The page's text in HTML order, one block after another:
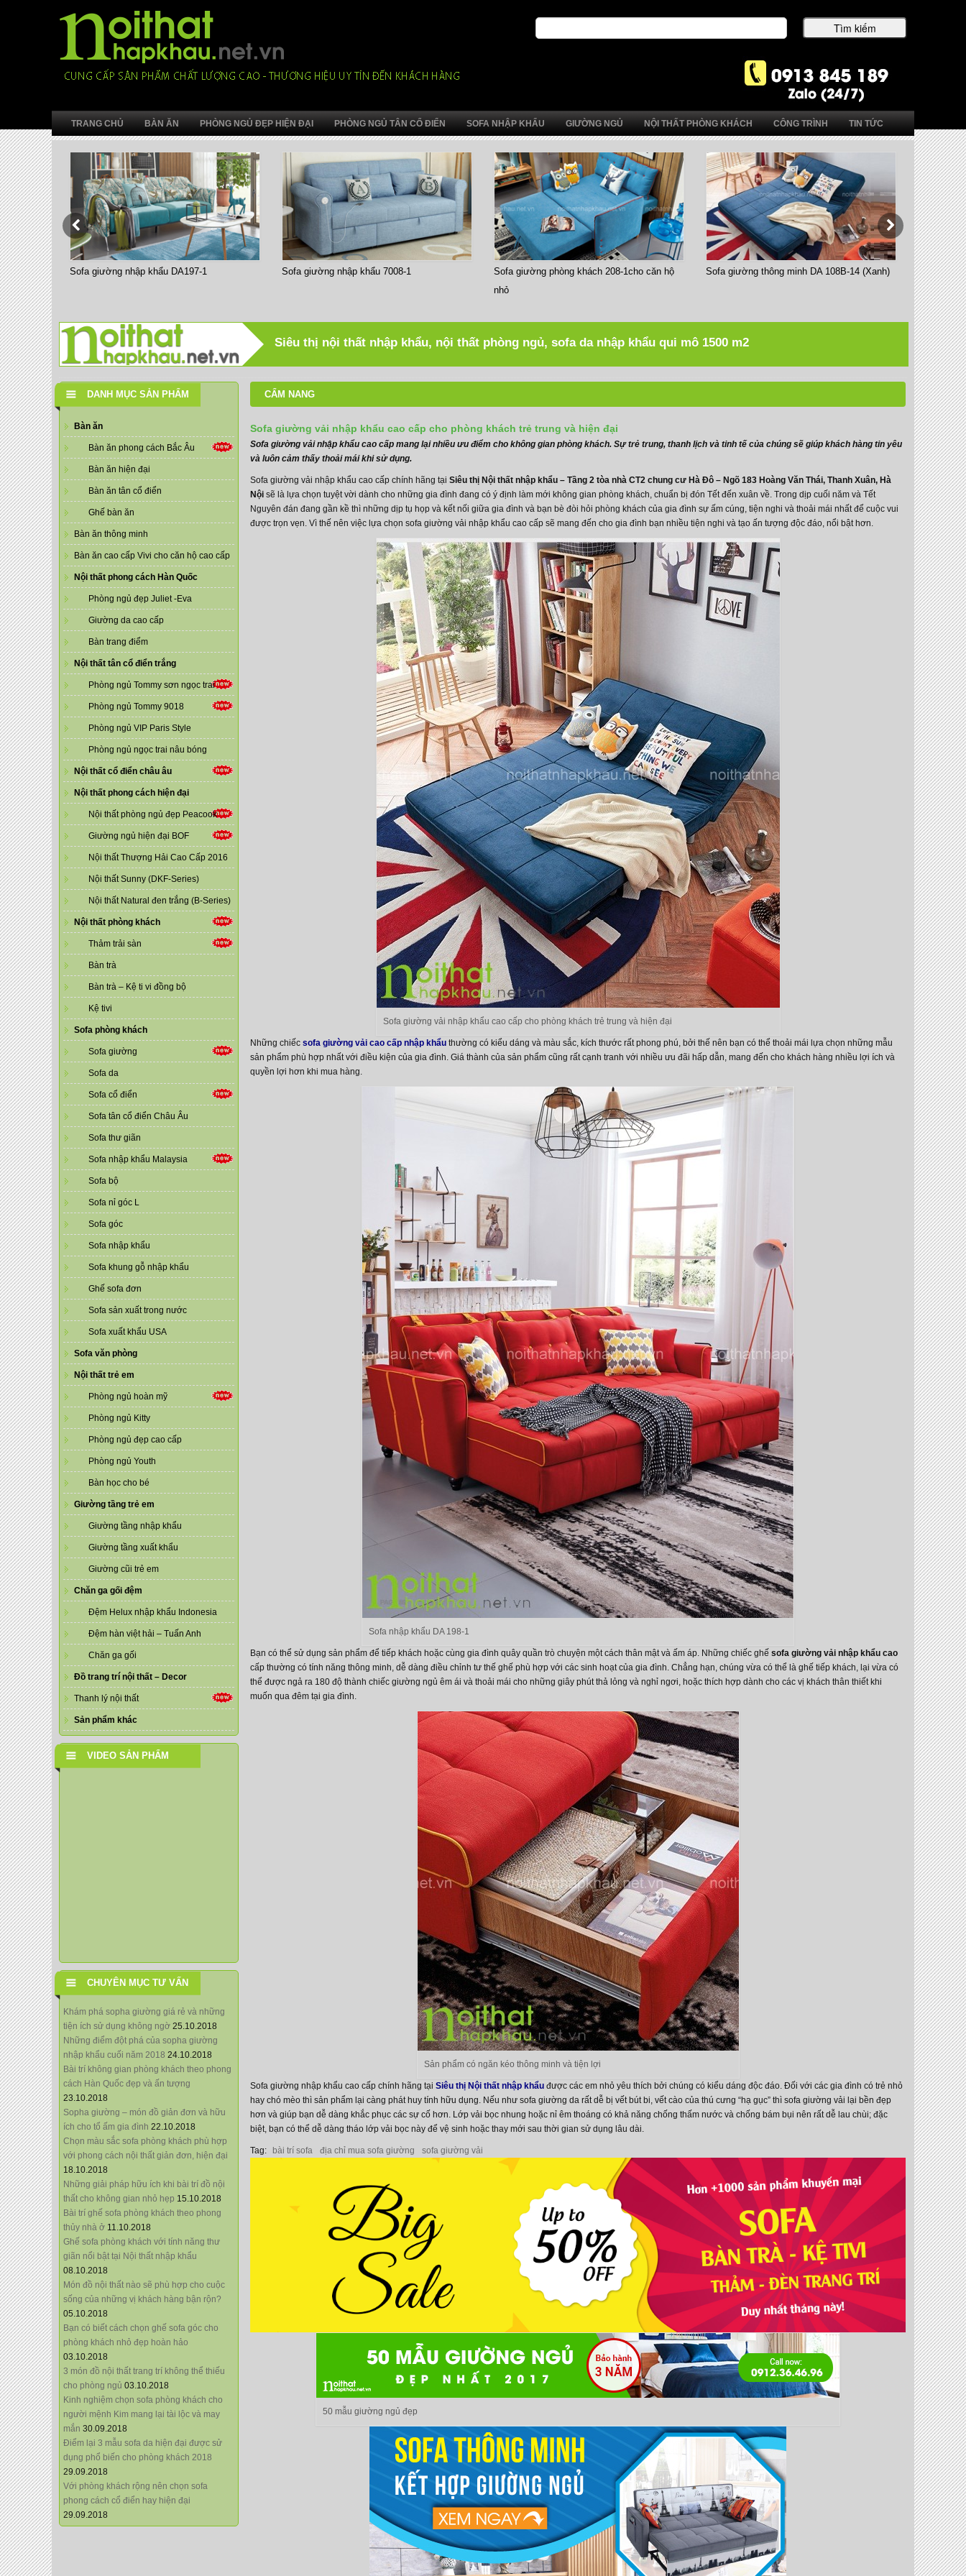
TRANG CHỦ BÀN ĂN PHÒNG NGỦ ĐẸP HIỆN ĐẠI PHÒNG NGỦ TÂN CỔ ĐIỂN SOFA NHẬP KHẨU GIƯỜNG NGỦ NỘI THẤT PHÒNG KHÁCH CÔNG TRÌNH TIN TỨC
Sofa giường nhập khẩu DA197-1 Sofa giường nhập khẩu 7008-1
Sofa giường phòng khách 208-1cho căn hộ
nhỏ
Sofa giường thông minh DA 108B-14 (Xanh) Bàn ăn
Siêu thị nội thất nhập khẩu, nội thất phòng ngủ, sofa da nhập khẩu qui mô 1500 m2
DANH MỤC SẢN PHẨM
Bàn ăn
Bàn ăn phong cách Bắc Âu
Bàn ăn hiện đại
Bàn ăn tân cổ điển
Ghế bàn ăn
Bàn ăn thông minh
Bàn ăn cao cấp Vivi cho căn hộ cao cấp
Nội thất phong cách Hàn Quốc
Phòng ngủ đẹp Juliet -Eva
Giường da cao cấp
Bàn trang điểm
Nội thất tân cổ điển trắng
Phòng ngủ Tommy sơn ngọc trai
Phòng ngủ Tommy 9018
Phòng ngủ VIP Paris Style
Phòng ngủ ngọc trai nâu bóng
Nội thất cổ điển châu âu
Nội thất phong cách hiện đại
Nội thất phòng ngủ đẹp Peacook
Giường ngủ hiện đại BOF
Nội thất Thượng Hải Cao Cấp 2016
Nội thất Sunny (DKF-Series)
Nội thất Natural đen trắng (B-Series)
Nội thất phòng khách
Thảm trải sàn
Bàn trà
Bàn trà – Kệ ti vi đồng bộ
Kệ tivi
Sofa phòng khách
Sofa giường
Sofa da
Sofa cổ điển
Sofa tân cổ điển Châu Âu
Sofa thư giãn
Sofa nhập khẩu Malaysia
Sofa bộ
Sofa nỉ góc L
Sofa góc
Sofa nhập khẩu
Sofa khung gỗ nhập khẩu
Ghế sofa đơn
Sofa sản xuất trong nước
Sofa xuất khẩu USA
Sofa văn phòng
Nội thất trẻ em
Phòng ngủ hoàn mỹ
Phòng ngủ Kitty
Phòng ngủ đẹp cao cấp
Phòng ngủ Youth
Bàn học cho bé
Giường tầng trẻ em
Giường tầng nhập khẩu
Giường tầng xuất khẩu
Giường cũi trẻ em
Chăn ga gối đệm
Đệm Helux nhập khẩu Indonesia
Đệm hàn việt hải – Tuấn Anh
Chăn ga gối
Đồ trang trí nội thất – Decor
Thanh lý nội thất
Sản phẩm khác
VIDEO SẢN PHẨM
CHUYÊN MỤC TƯ VẤN
Khám phá sopha giường giá rẻ và những
tiện ích sử dụng không ngờ 25.10.2018
Những điểm đột phá của sopha giường
nhập khẩu cuối năm 2018 24.10.2018
Bài trí không gian phòng khách theo phong
cách Hàn Quốc đẹp và ấn tượng
23.10.2018
Sopha giường – món đồ giản đơn và hữu
ích cho tổ ấm gia đình 22.10.2018
Chọn màu sắc sofa phòng khách phù hợp
với phong cách nội thất giản đơn, hiện đại
18.10.2018
Những giải pháp hữu ích khi bài trí đồ nội
thất cho không gian nhỏ hẹp 15.10.2018
Bài trí ghế sofa phòng khách theo phong
thủy nhà ở 11.10.2018
Ghế sofa phòng khách với tính năng thư
giãn nổi bật tại Nội thất nhập khẩu
08.10.2018
Món đồ nội thất nào sẽ phù hợp cho cuộc
sống của những vị khách hàng bận rộn?
05.10.2018
Bạn có biết cách chọn ghế sofa góc cho
phòng khách nhỏ đẹp hoàn hảo
03.10.2018
3 món đồ nội thất trang trí không thể thiếu
cho phòng ngủ 03.10.2018
Kinh nghiệm chọn sofa phòng khách cho
người mệnh Kim mang lại tài lộc và may
mắn 30.09.2018
Điểm lại 3 mẫu sofa da hiện đại được sử
dụng phổ biến cho phòng khách 2018
29.09.2018
Với phòng khách rộng nên chọn sofa
phong cách cổ điển hay hiện đại
29.09.2018
CẨM NANG
Sofa giường vải nhập khẩu cao cấp cho phòng khách trẻ trung và hiện đại
Sofa giường vải nhập khẩu cao cấp mang lại nhiều ưu điểm cho không gian phòng khách. Sự trẻ trung, thanh lịch và tinh tế của chúng sẽ giúp khách hàng tin yêu
và luôn cảm thấy thoải mái khi sử dụng.
Sofa giường vải nhập khẩu cao cấp chính hãng tại Siêu thị Nội thất nhập khẩu – Tầng 2 tòa nhà CT2 chung cư Hà Đô – Ngõ 183 Hoàng Văn Thái, Thanh Xuân, Hà
Nội sẽ là lựa chọn tuyệt vời dành cho những gia đình đang có ý định làm mới không gian phòng khách, chuẩn bị đón Tết đến xuân về. Trong dịp cuối năm và Tết
Nguyên đán đang gần kề thì những dịp tụ họp và kết nối giữa gia đình và bạn bè đòi hỏi phòng khách của gia đình sự ấm cúng, tiện nghi và thoải mái nhất để cuộc vui
được trọn vẹn. Vì thế nên việc lựa chọn sofa giường vải nhập khẩu cao cấp sẽ mang đến cho gia đình bạn nhiều tiện nghi và tạo ấn tượng độc đáo, nổi bật hơn.
Sofa giường vải nhập khẩu cao cấp cho phòng khách trẻ trung và hiện đại
Những chiếc sofa giường vải cao cấp nhập khẩu thường có kiểu dáng và màu sắc, kích thước rất phong phú, bởi thế nên bạn có thể thoải mái lựa chọn những mẫu
sản phẩm phù hợp nhất với điều kiện của gia đình. Giá thành của sản phẩm cũng rất cạnh tranh với nhiều ưu đãi hấp dẫn, mang đến cho khách hàng nhiều lợi ích và
quyền lợi hơn khi mua hàng.
Sofa nhập khẩu DA 198-1
Bạn có thể sử dụng sản phẩm để tiếp khách hoặc cùng gia đình quây quần trò chuyện một cách thân mật và ấm áp. Những chiếc ghế sofa giường vải nhập khẩu cao
cấp thường có tính năng thông minh, dễ dàng điều chỉnh tư thế ghế phù hợp với các sinh hoạt của gia đình. Chẳng hạn, chúng vừa có thể là ghế tiếp khách, lại vừa có
thể được ngả ra 180 độ thành chiếc giường ngủ êm ái và thoải mái cho những giây phút thả lỏng và nghỉ ngơi, hoặc thích hợp dành cho các vị khách thân thiết khi
muốn qua đêm tại gia đình.
Sản phẩm có ngăn kéo thông minh và tiện lợi
Sofa giường nhập khẩu cao cấp chính hãng tại Siêu thị Nội thất nhập khẩu được các em nhỏ yêu thích bởi chúng có kiểu dáng độc đáo. Đối với các gia đình có trẻ nhỏ
hay chó mèo thì sản phẩm lại càng phát huy tính hữu dụng. Nếu như sofa giường da rất dễ bị vết bút bi, vết cào của thú cưng “hạ gục” thì sofa giường vải lại bền đẹp
hơn và giúp bạn dễ dàng khắc phục các sự cố hơn. Lớp vải bọc nhung hoặc nỉ êm thoáng có khả năng chống thấm nước và chống bám bụi nên rất dễ lau chùi; đặc
biệt, bạn có thể dễ dàng tháo lớp vải bọc này để vệ sinh hoặc thay mới sau thời gian sử dụng lâu dài.
Tag: bài trí sofa địa chỉ mua sofa giường sofa giường vải
50 mẫu giường ngủ đẹp